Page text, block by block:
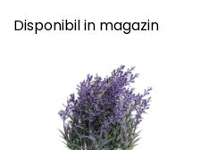
Disponibil in magazin